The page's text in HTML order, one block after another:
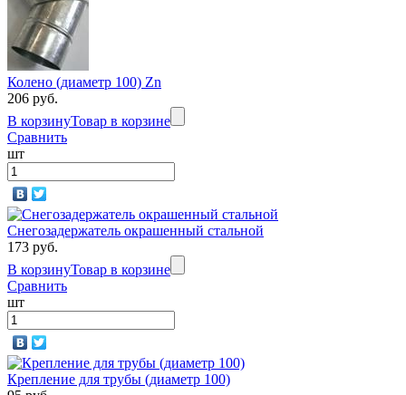
Колено (диаметр 100) Zn
206 руб.
В корзинуТовар в корзине
Сравнить
шт
Снегозадержатель окрашенный стальной
173 руб.
В корзинуТовар в корзине
Сравнить
шт
Крепление для трубы (диаметр 100)